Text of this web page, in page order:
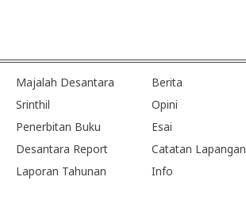
Majalah Desantara
Srinthil
Penerbitan Buku
Desantara Report
Laporan Tahunan
Berita
Opini
Esai
Catatan Lapangan
Info